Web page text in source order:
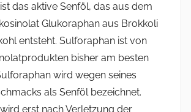
das aktive Senföl, das aus dem
Glukoraphan aus Brokkoli
entsteht. Sulforaphan ist von
bisher am besten
wird wegen seines
als Senföl bezeichnet.
erst nach Verletzung der